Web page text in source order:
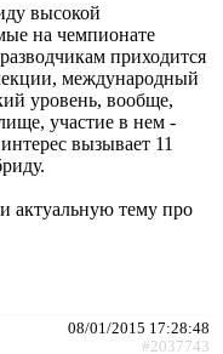
высокой
на чемпионате
приходится
международный
уровень, вообще,
участие в нем -
вызывает 11
актуальную тему про
08/01/2015 17:28:48
#2037743